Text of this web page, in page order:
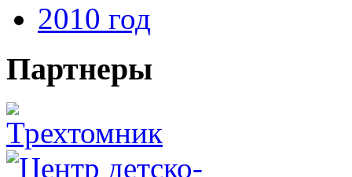
2010 год
Партнеры